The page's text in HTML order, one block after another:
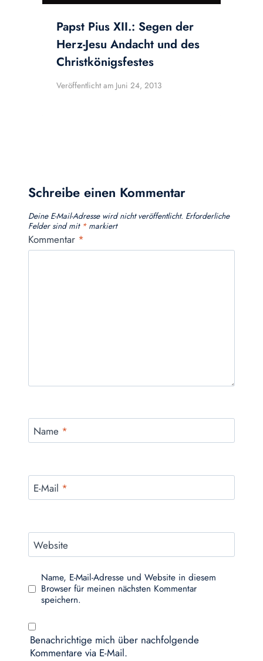
Papst Pius XII.: Segen der
Herz-Jesu Andacht und des
Christkönigsfestes
Veröffentlicht am Juni 24, 2013
Schreibe einen Kommentar
Deine E-Mail-Adresse wird nicht veröffentlicht. Erforderliche
Felder sind mit *markiert
Kommentar *
Name *
E-Mail *
Website
Name, E-Mail-Adresse und Website in diesem
Browser für meinen nächsten Kommentar
speichern.
Benachrichtige mich über nachfolgende
Kommentare via E-Mail.